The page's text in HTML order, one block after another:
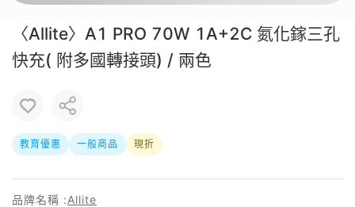
〈Allite〉A1 PRO 70W 1A+2C 氮化鎵三孔
快充( 附多國轉接頭) / 兩色
教育優惠 一般商品 現折
品牌名稱 :Allite